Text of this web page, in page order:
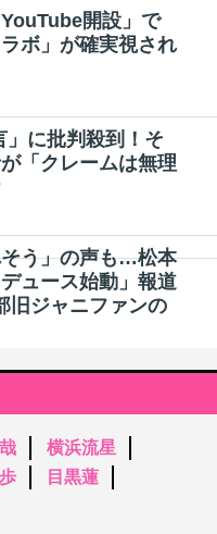
開設」で
ボ」が確実視され
に批判殺到！そ
「クレームは無理
う」の声も…松本
ュース始動」報道
旧ジャニファンの
横浜流星
目黒蓮